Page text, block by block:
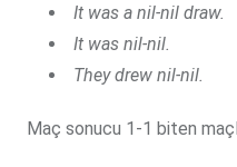
It was a nil-nil draw.
It was nil-nil.
They drew nil-nil.
Maç sonucu 1-1 biten